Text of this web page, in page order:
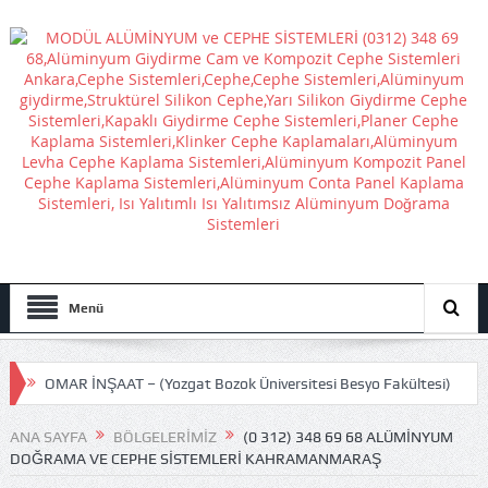
Menü
OMAR İNŞAAT – (Yozgat Bozok Üniversitesi Besyo Fakültesi)
GÜRSEL SELVİ İNŞAAT – (ETİMESGUT BELEDİYESİ ATATÜRK
STADI)
ANA SAYFA BÖLGELERIMIZ
(0 312) 348 69 68 ALÜMINYUM
DOĞRAMA VE CEPHE SISTEMLERI KAHRAMANMARAŞ